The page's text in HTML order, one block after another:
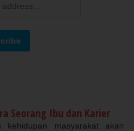
Seorang Ibu dan Karier
kehidupan masyarakat akan